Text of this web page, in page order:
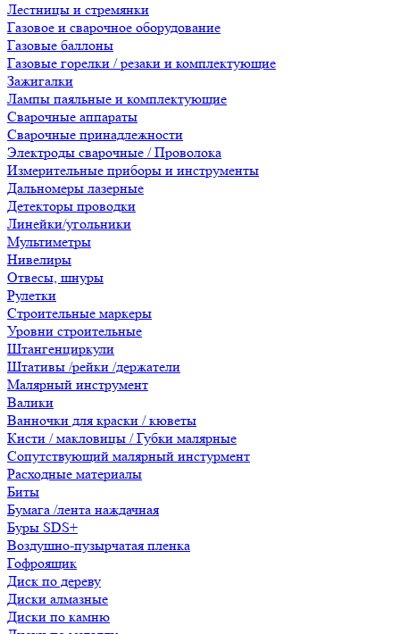
Лестницы и стремянки
Газовое и сварочное оборудование
Газовые баллоны
Газовые горелки / резаки и комплектующие
Зажигалки
Лампы паяльные и комплектующие
Сварочные аппараты
Сварочные принадлежности
Электроды сварочные / Проволока
Измерительные приборы и инструменты
Дальномеры лазерные
Детекторы проводки
Линейки/угольники
Мультиметры
Нивелиры
Отвесы, шнуры
Рулетки
Строительные маркеры
Уровни строительные
Штангенциркули
Штативы /рейки /держатели
Малярный инструмент
Валики
Ванночки для краски / кюветы
Кисти / макловицы / Губки малярные
Сопутствующий малярный инстурмент
Расходные материалы
Биты
Бумага /лента наждачная
Буры SDS+
Воздушно-пузырчатая пленка
Гофроящик
Диск по дереву
Диски алмазные
Диски по камню